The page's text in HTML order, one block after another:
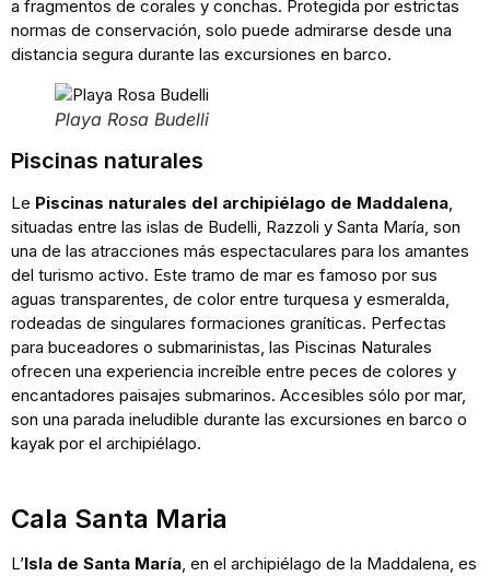
a fragmentos de corales y conchas. Protegida por estrictas
normas de conservación, solo puede admirarse desde una
distancia segura durante las excursiones en barco.
Playa Rosa Budelli
Piscinas naturales
Le Piscinas naturales del archipiélago de Maddalena,
situadas entre las islas de Budelli, Razzoli y Santa María, son
una de las atracciones más espectaculares para los amantes
del turismo activo. Este tramo de mar es famoso por sus
aguas transparentes, de color entre turquesa y esmeralda,
rodeadas de singulares formaciones graníticas. Perfectas
para buceadores o submarinistas, las Piscinas Naturales
ofrecen una experiencia increíble entre peces de colores y
encantadores paisajes submarinos. Accesibles sólo por mar,
son una parada ineludible durante las excursiones en barco o
kayak por el archipiélago.
Cala Santa Maria
L’Isla de Santa María, en el archipiélago de la Maddalena, es